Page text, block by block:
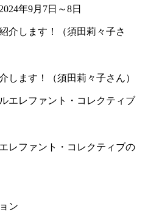
年9月7日～8日
します！（須田莉々子さん）
レファント・コレクティブの
ン